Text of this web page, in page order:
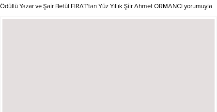
Ödüllü Yazar ve Şair Betül FIRAT’tan Yüz Yıllık Şiir Ahmet ORMANCI yorumuyla